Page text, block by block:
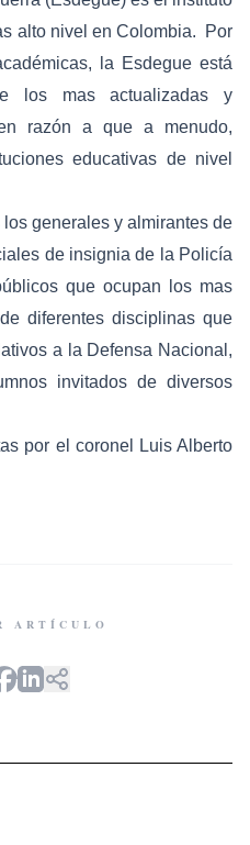
alto nivel en Colombia. Por
la Esdegue está
los mas actualizadas y
razón a que a menudo,
educativas de nivel
generales y almirantes de
de insignia de la Policía
que ocupan los mas
diferentes disciplinas que
a la Defensa Nacional,
invitados de diversos
por el coronel Luis Alberto
ARTÍCULO